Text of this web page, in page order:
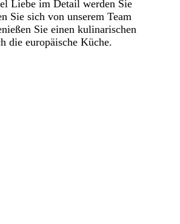
Liebe im Detail werden Sie
Sie sich von unserem Team
Sie einen kulinarischen
die europäische Küche.